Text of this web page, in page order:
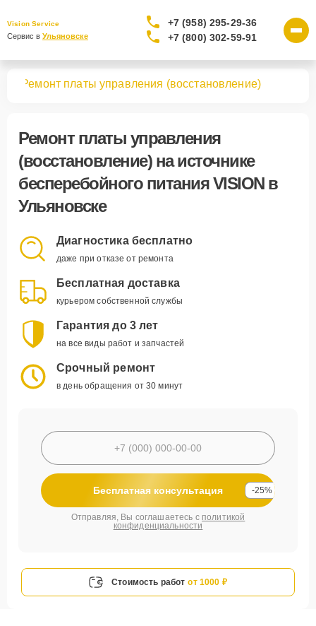
Vision Service
Сервис в Ульяновске
+7 (958) 295-29-36
+7 (800) 302-59-91
Ремонт платы управления (восстановление)
Ремонт платы управления
(восстановление)на источнике
бесперебойного питания VISION в
Ульяновске
Диагностика бесплатно
даже при отказе от ремонта
Бесплатная доставка
курьером собственной службы
Гарантия до 3 лет
на все виды работ и запчастей
Срочный ремонт
в день обращения от 30 минут
Бесплатная консультация -25%
Отправляя, Вы соглашаетесь с политикой
конфиденциальности
Стоимость работ от 1000 ₽